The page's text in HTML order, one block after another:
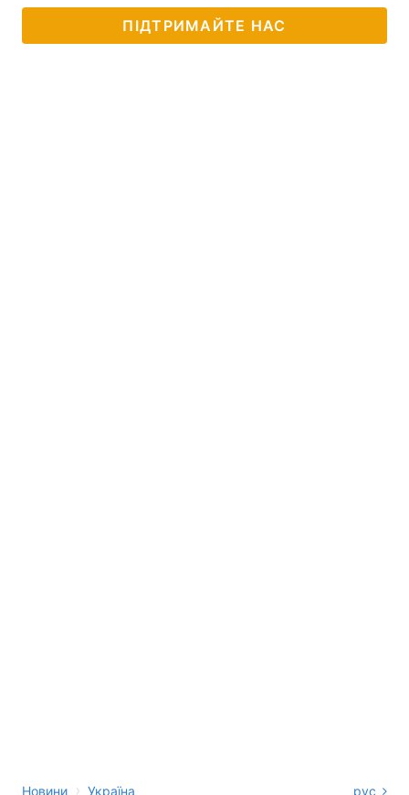
ПІДТРИМАЙТЕ НАС
Новини › Україна рус